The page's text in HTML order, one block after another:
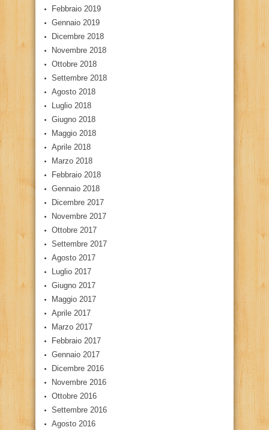
Febbraio 2019
Gennaio 2019
Dicembre 2018
Novembre 2018
Ottobre 2018
Settembre 2018
Agosto 2018
Luglio 2018
Giugno 2018
Maggio 2018
Aprile 2018
Marzo 2018
Febbraio 2018
Gennaio 2018
Dicembre 2017
Novembre 2017
Ottobre 2017
Settembre 2017
Agosto 2017
Luglio 2017
Giugno 2017
Maggio 2017
Aprile 2017
Marzo 2017
Febbraio 2017
Gennaio 2017
Dicembre 2016
Novembre 2016
Ottobre 2016
Settembre 2016
Agosto 2016